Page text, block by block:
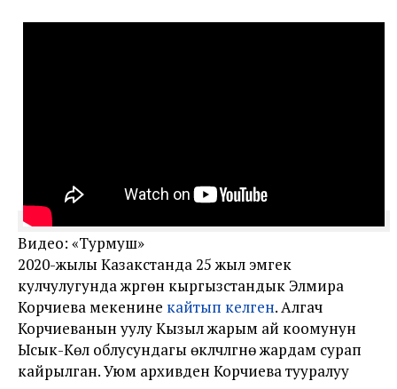
Видео: «Турмуш»
2020-жылы Казакстанда 25 жыл эмгек
кулчулугунда жүргөн кыргызстандык Элмира
Корчиева мекенине кайтып келген. Алгач
Корчиеванын уулу Кызыл жарым ай коомунун
Ысык-Көл облусундагы өкүлчүлүгүнө жардам сурап
кайрылган. Уюм архивден Корчиева тууралуу